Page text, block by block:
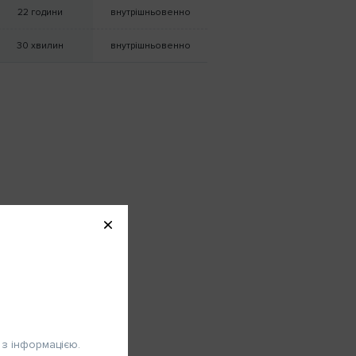
22 години внутрішньовенно
30 хвилин внутрішньовенно
інформацією.